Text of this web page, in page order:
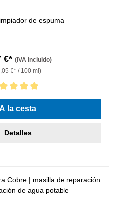
de espuma
€* (IVA incluido)
€* / 100 ml)
de 5 de 5 estrellas
A la cesta
Detalles